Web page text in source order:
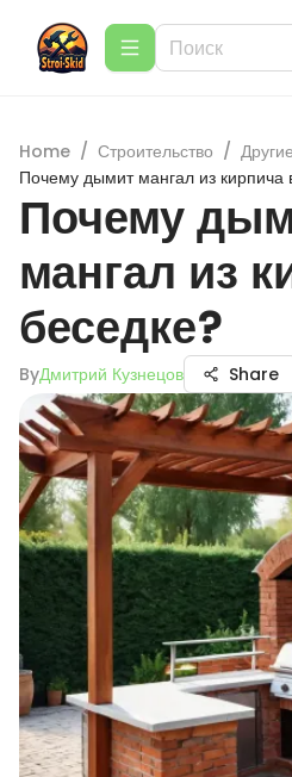
Home / Строительство / Другие
Почему дымит мангал из кирпича
Почему
мангал из
беседке?
ByДмитрий Кузнецов Share